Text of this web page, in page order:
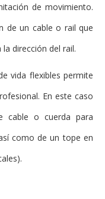
de movimiento.
de un cable o rail que
la dirección del rail.
vida flexibles permite
En este caso
cable o cuerda para
como de un tope en